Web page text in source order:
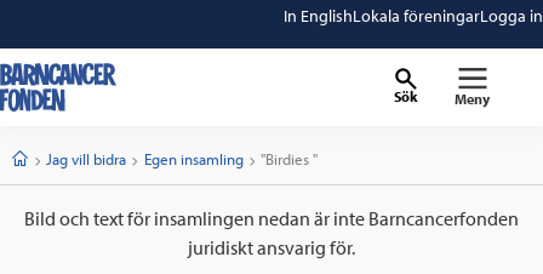
In EnglishLokala föreningarLogga in
Sök Meny
StartJag vill bidra Egen insamling Current:
"Birdies "
Bild och text för insamlingen nedan är inte Barncancerfonden
juridiskt ansvarig för.